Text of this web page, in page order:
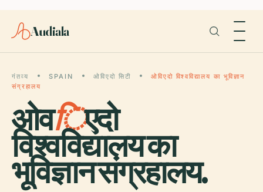
Audiala
गंतव्य SPAIN ओविएदो सिटी
ओविएदो विश्वविद्यालय का भूविज्ञान
संग्रहालय
ओविएदो
विश्वविद्यालय का
भूविज्ञान संग्रहालय.